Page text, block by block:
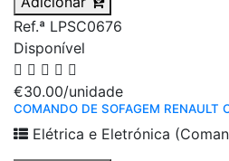
Ref.ª LPSC0676
Disponível
€30.00/unidade
COMANDO DE SOFAGEM RENAULT
Elétrica e Eletrónica